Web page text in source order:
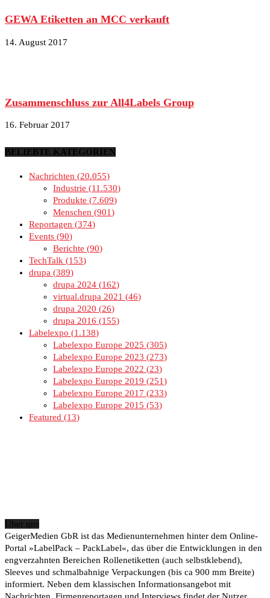
GEWA Etiketten an MCC verkauft
14. August 2017
Zusammenschluss zur All4Labels Group
16. Februar 2017
BELIEBTE KATEGORIEN
Nachrichten
20.055
Industrie
11.530
Produkte
7.609
Menschen
901
Reportagen
374
Events 90
Berichte
90
TechTalk
153
drupa
389
drupa 2024
162
virtual.drupa 2021
46
drupa 2020
26
drupa 2016
155
Labelexpo
1.138
Labelexpo Europe 2025
305
Labelexpo Europe 2023
273
Labelexpo Europe 2022
23
Labelexpo Europe 2019
251
Labelexpo Europe 2017
233
Labelexpo Europe 2015
53
Featured
13
Über uns
GeigerMedien GbR ist das Medienunternehmen hinter dem Online-
Portal »LabelPack – PackLabel«, das über die Entwicklungen in den
engverzahnten Bereichen Rollenetiketten (auch selbstklebend),
Sleeves und schmalbahnige Verpackungen (bis ca 900 mm Breite)
informiert. Neben dem klassischen Informationsangebot mit